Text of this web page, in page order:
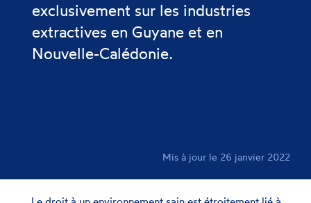
exclusivement sur les industries
extractives en Guyane et en
Nouvelle-Calédonie.
Mis à jour le 26 janvier 2022